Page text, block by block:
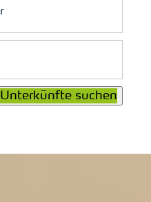
Unterkünfte suchen